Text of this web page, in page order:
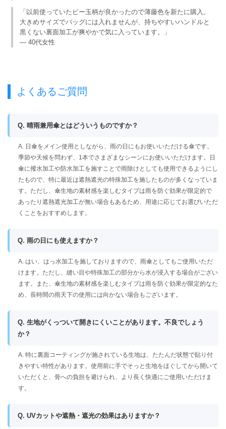
「以前使っていたビー玉柄が良かったので薄藤色を新たに購入。
大きめサイズでバッグには入れませんが、持ちやすいハンドルと
黒くない裏面加工が爽やかで気に入っています。」
— 40代女性
よくあるご質問
Q. 晴雨兼用傘とはどういうものですか？
A. 日傘をメイン使用としながら、雨の日にもお使いいただける傘です。
季節や天候を問わず、1本でさまざまなシーンにお使いいただけます。日
傘に撥水加工や防水加工を施すことで雨除けとしても使用できるようにし
たもので、特に最近は遮熱遮光の特殊加工を施したものが多くなっていま
す。ただし、傘生地の素材感を楽しむタイプは雨を防ぐ効果が限定的で
あったり遮熱遮光加工が無い場合もあるため、用途に応じてお選びいただ
くことをおすすめします。
Q. 雨の日にも使えますか？
A. はい、はっ水加工を施しておりますので、雨傘としてもご使用いただ
けます。ただし、縫い目や特殊加工の部分から水が浸入する場合がござい
ます。また、傘生地の素材感を楽しむタイプは雨を防ぐ効果が限定的なた
め、長時間の雨天下の使用には向かない場合もございます。
Q. 生地がくっついて開きにくいことがあります。不良でしょう
か？
A. 特に裏面コーティングが施されている生地は、たたんだ状態で貼り付
きやすい特性があります。使用前に手でそっと生地をほぐしてから開いて
いただくと、骨への負担を避けられ、より長く快適にご使用いただけま
す。
Q. UVカットや遮熱・遮光の効果はありますか？